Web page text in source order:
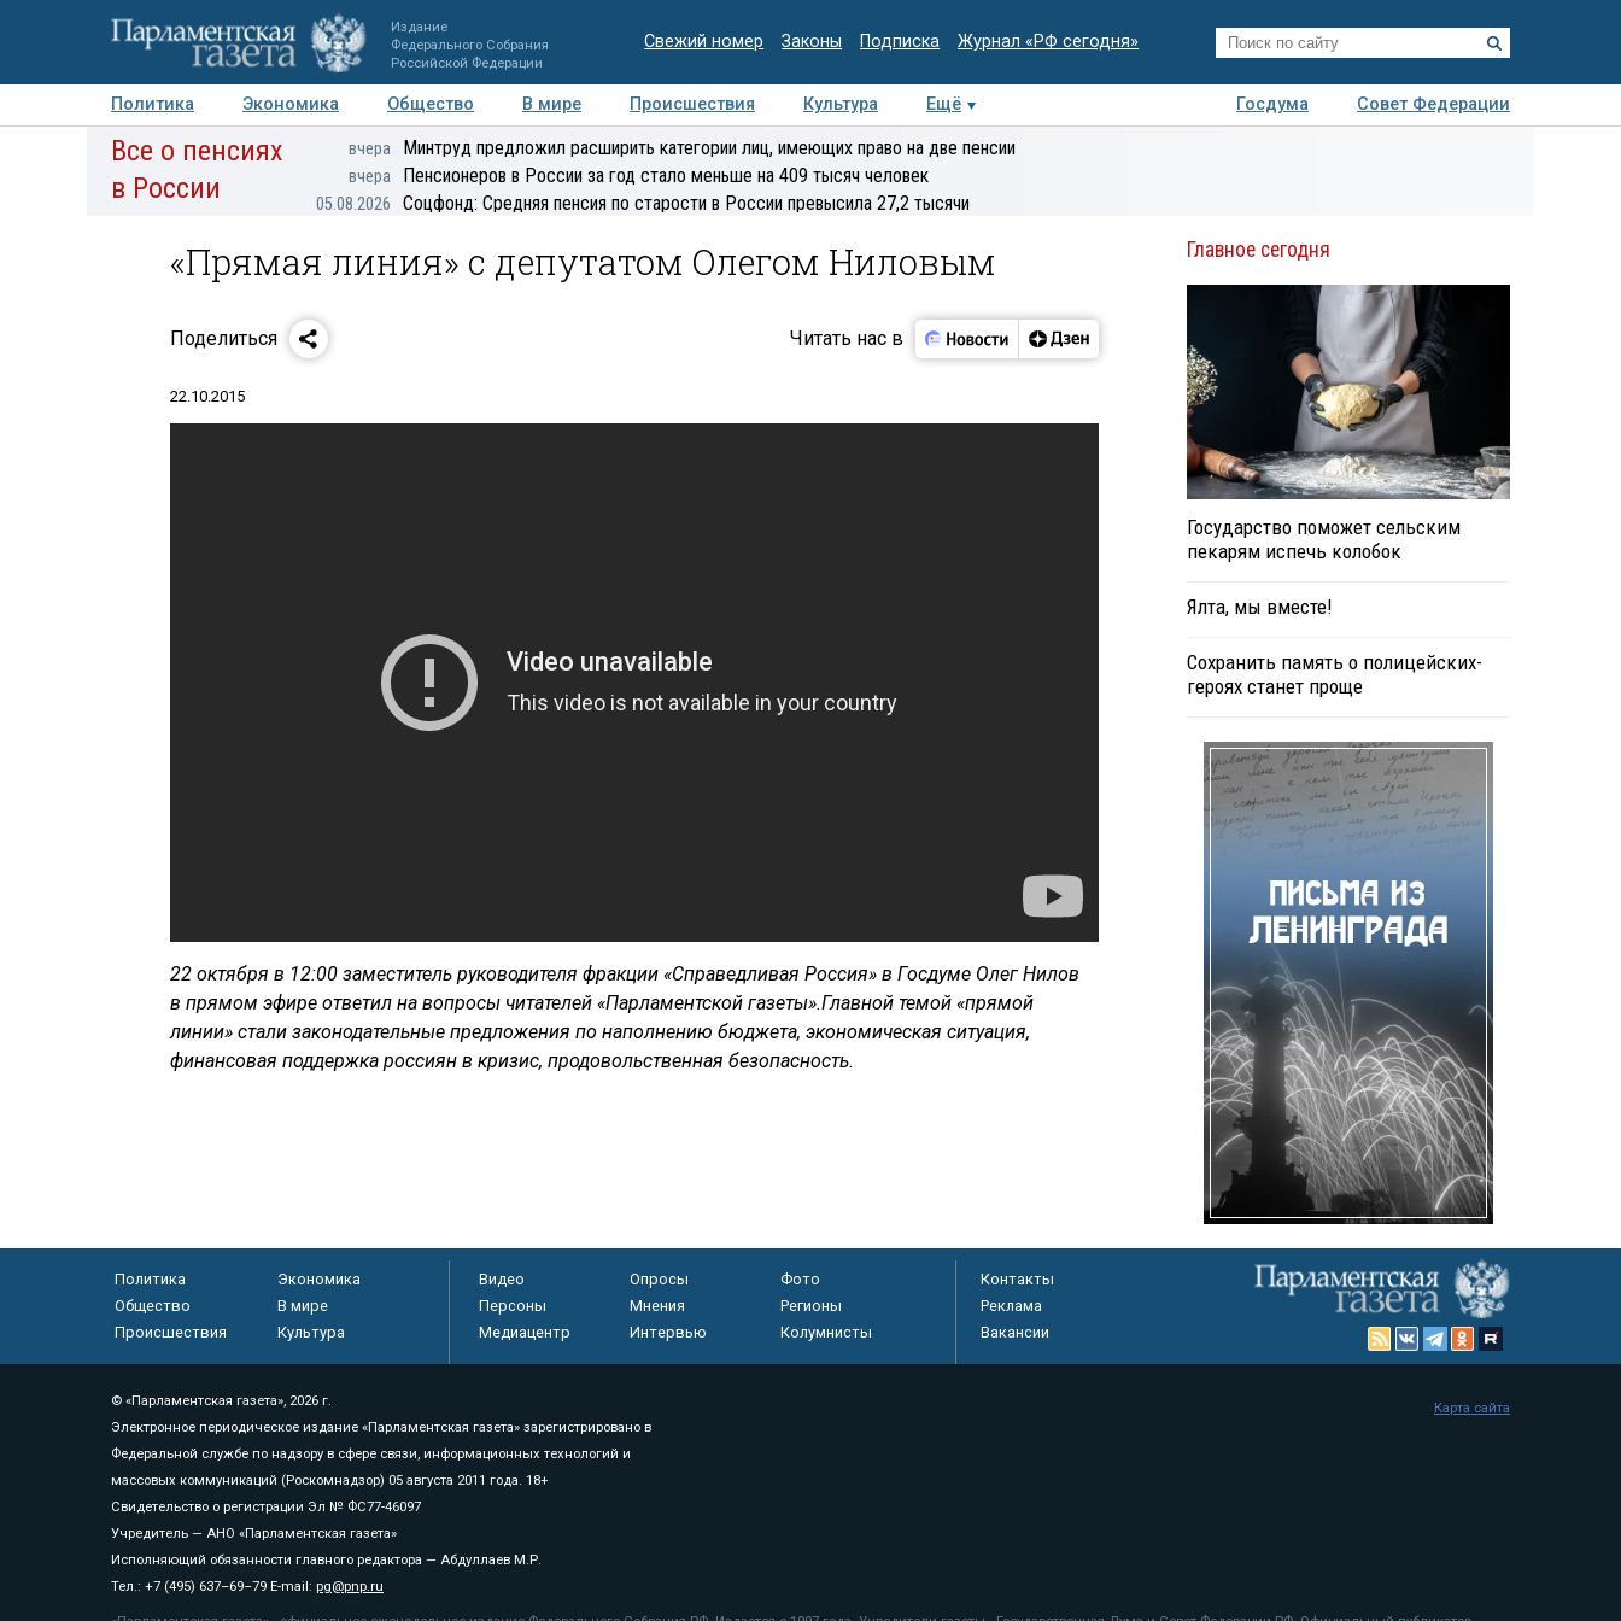
Издание
Федерального Собрания
Российской Федерации
Свежий номер Законы Подписка Журнал «РФ сегодня»
Политика Экономика Общество В мире Происшествия Культура Ещё Госдума
Совет Федерации
Авторы Персоны Мнения Регионы Медиацентр Интервью Колумнисты
Деловая
Все о пенсиях
в России
вчера Минтруд предложил расширить категории лиц, имеющих право на две пенсии
вчера Пенсионеров в России за год стало меньше на 409 тысяч человек
05.08.2026 Соцфонд: Средняя пенсия по старости в России превысила 27,2 тысячи
«Прямая линия» с депутатом Олегом Ниловым
Поделиться Читать нас в
22.10.2015
22 октября в 12:00 заместитель руководителя фракции «Справедливая Россия» в Госдуме Олег Нилов
в прямом эфире ответил на вопросы читателей «Парламентской газеты».Главной темой «прямой
линии» стали законодательные предложения по наполнению бюджета, экономическая ситуация,
финансовая поддержка россиян в кризис, продовольственная безопасность.
Главное сегодня
Государство поможет сельским
пекарям испечь колобок
Ялта, мы вместе!
Сохранить память о полицейских-
героях станет проще
Политика
Экономика
Общество
В мире
Происшествия
Культура
Видео Опросы
Фото
Персоны
Мнения
Регионы
Медиацентр
Интервью Колумнисты
Контакты
Реклама
Вакансии
© «Парламентская газета», 2026 г.
Электронное периодическое издание «Парламентская газета» зарегистрировано в
Федеральной службе по надзору в сфере связи, информационных технологий и
массовых коммуникаций (Роскомнадзор) 05 августа 2011 года. 18+
Свидетельство о регистрации Эл № ФС77-46097
Учредитель — АНО «Парламентская газета»
Исполняющий обязанности главного редактора — Абдуллаев М.Р.
Тел.: +7 (495) 637–69–79 E-mail: pg@pnp.ru
Карта сайта